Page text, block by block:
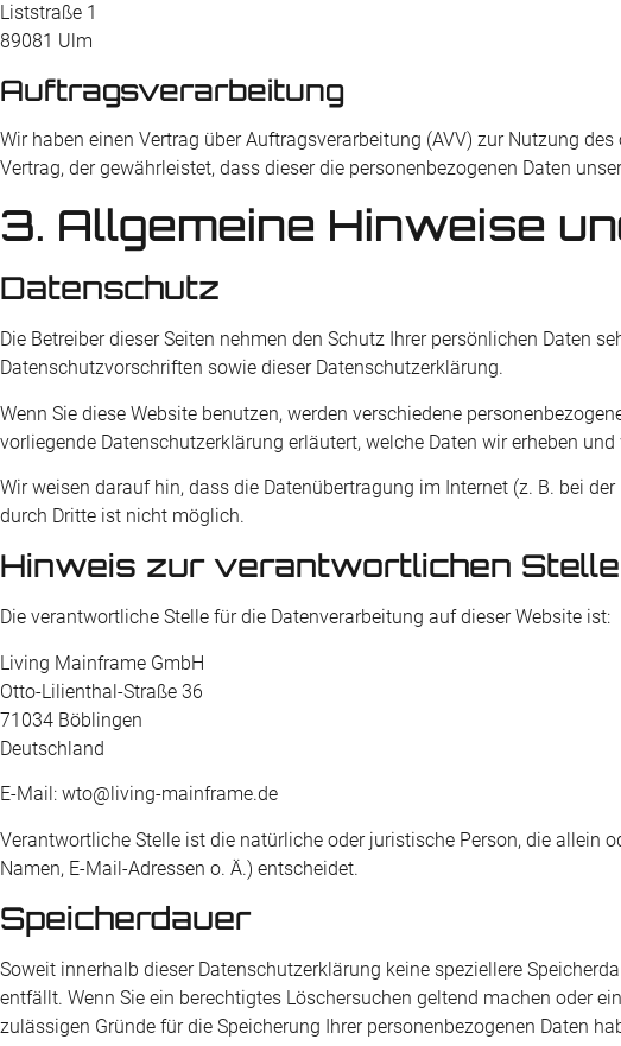
Liststraße 1
89081 Ulm
Auftragsverarbeitung
Wir haben einen Vertrag über Auftragsverarbeitung (AVV) zur Nutzung
Vertrag, der gewährleistet, dass dieser die personenbezogenen Daten
3. Allgemeine Hinweise
Datenschutz
Die Betreiber dieser Seiten nehmen den Schutz Ihrer persönlichen Daten
Datenschutzvorschriften sowie dieser Datenschutzerklärung.
Wenn Sie diese Website benutzen, werden verschiedene
vorliegende Datenschutzerklärung erläutert, welche Daten wir erheben
Wir weisen darauf hin, dass die Datenübertragung im Internet (z. B. bei
durch Dritte ist nicht möglich.
Hinweis zur verantwortlichen Stelle
Die verantwortliche Stelle für die Datenverarbeitung auf dieser Website ist:
Living Mainframe GmbH
Otto-Lilienthal-Straße 36
71034 Böblingen
Deutschland
E-Mail: wto@living-mainframe.de
Verantwortliche Stelle ist die natürliche oder juristische Person, die allein
Namen, E-Mail-Adressen o. Ä.) entscheidet.
Speicherdauer
Soweit innerhalb dieser Datenschutzerklärung keine speziellere
entfällt. Wenn Sie ein berechtigtes Löschersuchen geltend machen oder
zulässigen Gründe für die Speicherung Ihrer personenbezogenen Daten